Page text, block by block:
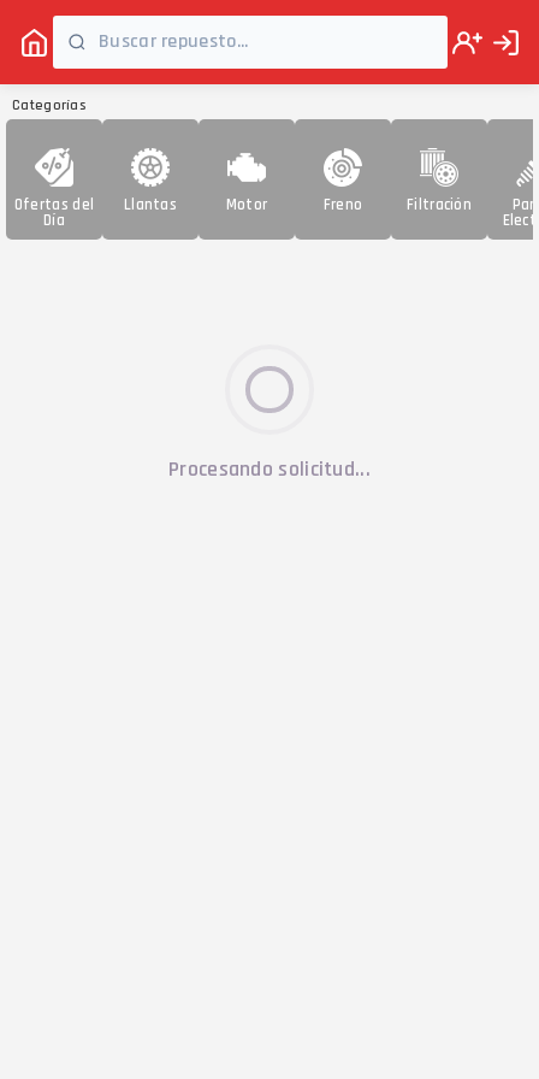
Categorías
Ofertas del
Día
Llantas Motor Freno Filtración
Procesando solicitud...